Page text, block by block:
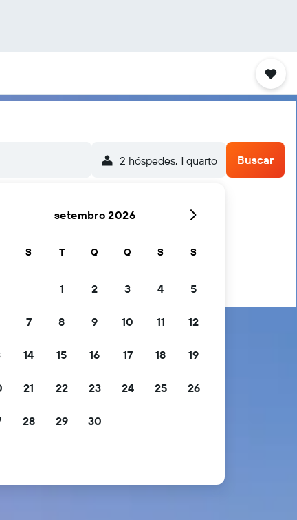
2 hóspedes, 1 quarto Buscar
setembro 2026
S T Q Q S S
1 2 3 4 5
7 8 9 10 11 12
14 15 16 17 18 19
21 22 23 24 25 26
28 29 30